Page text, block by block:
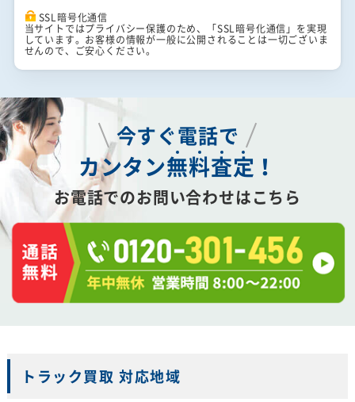
SSL暗号化通信
当サイトではプライバシー保護のため、「SSL暗号化通信」を実現
しています。お客様の情報が一般に公開されることは一切ございま
せんので、ご安心ください。
今すぐ電話で
カンタン無料査定 ！
お電話でのお問い合わせはこちら
トラック買取 対応地域